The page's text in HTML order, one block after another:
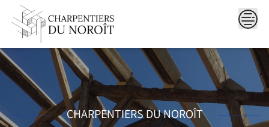
content
CHARPENTIERS DU NOROÎT